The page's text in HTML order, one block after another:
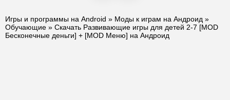
Игры и программы на Android » Моды к играм на Андроид »
Обучающие » Скачать Развивающие игры для детей 2-7 [MOD
Бесконечные деньги] + [MOD Меню] на Андроид